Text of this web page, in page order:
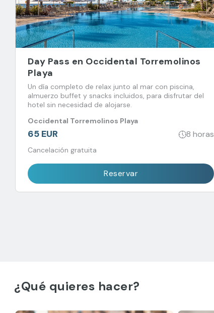
Day Pass en Occidental Torremolinos
Playa
Un día completo de relax junto al mar con piscina,
almuerzo buffet y snacks incluidos, para disfrutar del
hotel sin necesidad de alojarse.
Occidental Torremolinos Playa
65 EUR 8 horas
Cancelación gratuita
Reservar
¿Qué quieres hacer?